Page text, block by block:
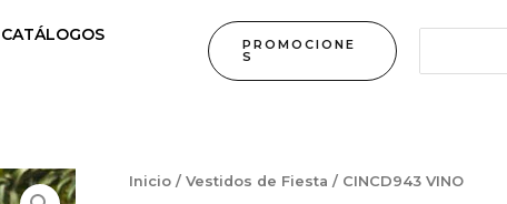
CATÁLOGOS
PROMOCIONE
S
Inicio / Vestidos de Fiesta / CINCD943 VINO